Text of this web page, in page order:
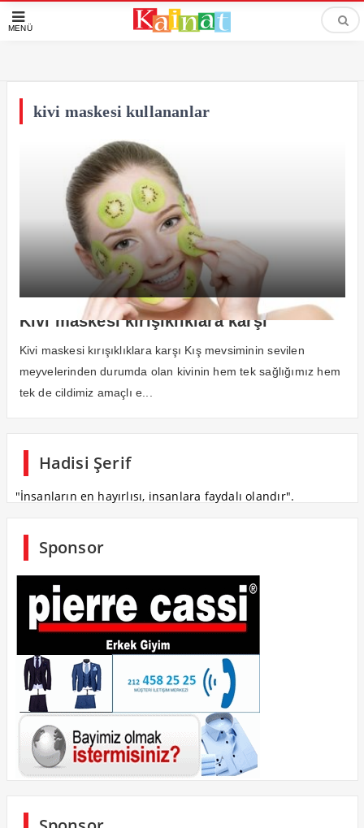
MENÜ
kivi maskesi kullananlar
Kivi maskesi kırışıklıklara karşı
Kivi maskesi kırışıklıklara karşı Kış mevsiminin sevilen
meyvelerinden durumda olan kivinin hem tek sağlığımız hem
tek de cildimiz amaçlı e...
Hadisi Şerif
"İnsanların en hayırlısı, insanlara faydalı olandır".
Sponsor